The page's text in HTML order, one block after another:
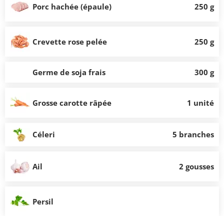
Porc hachée (épaule) 250 g
Crevette rose pelée 250 g
Germe de soja frais 300 g
Grosse carotte râpée 1 unité
Céleri 5 branches
Ail 2 gousses
Persil